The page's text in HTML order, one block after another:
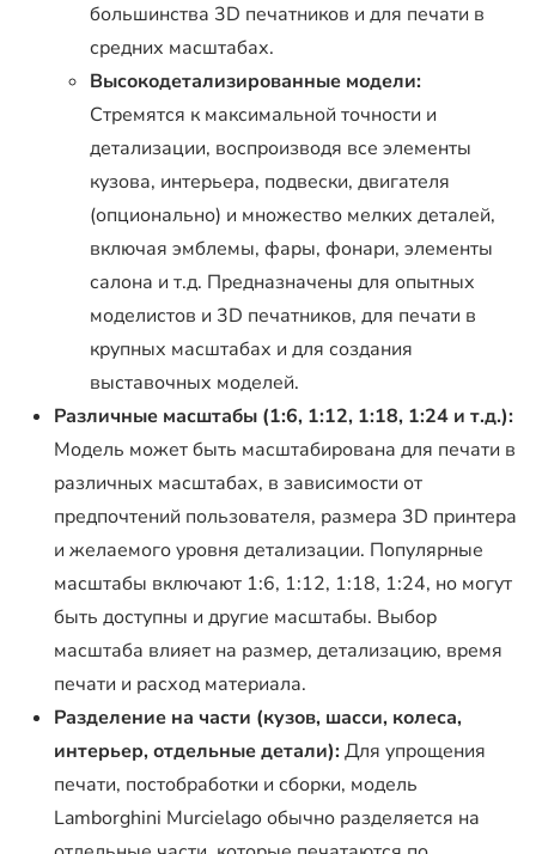
большинства 3D печатников и для печати в
средних масштабах.
Высокодетализированные модели:
Стремятся к максимальной точности и
детализации, воспроизводя все элементы
кузова, интерьера, подвески, двигателя
(опционально) и множество мелких деталей,
включая эмблемы, фары, фонари, элементы
салона и т.д. Предназначены для опытных
моделистов и 3D печатников, для печати в
крупных масштабах и для создания
выставочных моделей.
Различные масштабы (1:6, 1:12, 1:18, 1:24 и т.д.):
Модель может быть масштабирована для печати в
различных масштабах, в зависимости от
предпочтений пользователя, размера 3D принтера
и желаемого уровня детализации. Популярные
масштабы включают 1:6, 1:12, 1:18, 1:24, но могут
быть доступны и другие масштабы. Выбор
масштаба влияет на размер, детализацию, время
печати и расход материала.
Разделение на части (кузов, шасси, колеса,
интерьер, отдельные детали):Для упрощения
печати, постобработки и сборки, модель
Lamborghini Murcielago обычно разделяется на